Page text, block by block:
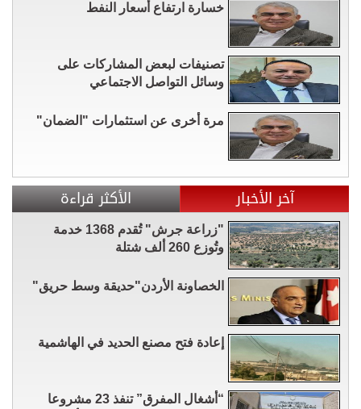
خسارة ارتفاع أسعار النفط
تصنيفات لبعض المشاركات على
وسائل التواصل الاجتماعي
مرة أخرى عن استثمارات "الضمان"
آخر الأخبار الأكثر قراءة
"زراعة جرش" تُقدم 1368 خدمة
وتُوزع 260 ألف شتلة
الخصاونة الأردن"حديقة وسط حريق"
إعادة فتح مصنع الحديد في الهاشمية
“أشغال المفرق” تنفذ 23 مشروعا